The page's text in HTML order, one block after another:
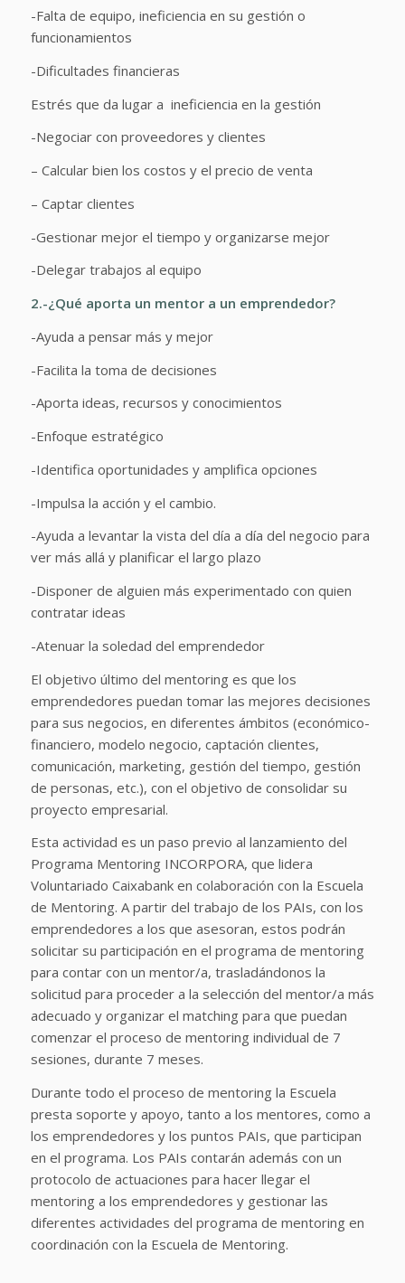
-Falta de equipo, ineficiencia en su gestión o
funcionamientos
-Dificultades financieras
Estrés que da lugar a ineficiencia en la gestión
-Negociar con proveedores y clientes
– Calcular bien los costos y el precio de venta
– Captar clientes
-Gestionar mejor el tiempo y organizarse mejor
-Delegar trabajos al equipo
2.-¿Qué aporta un mentor a un emprendedor?
-Ayuda a pensar más y mejor
-Facilita la toma de decisiones
-Aporta ideas, recursos y conocimientos
-Enfoque estratégico
-Identifica oportunidades y amplifica opciones
-Impulsa la acción y el cambio.
-Ayuda a levantar la vista del día a día del negocio para
ver más allá y planificar el largo plazo
-Disponer de alguien más experimentado con quien
contratar ideas
-Atenuar la soledad del emprendedor
El objetivo último del mentoring es que los
emprendedores puedan tomar las mejores decisiones
para sus negocios, en diferentes ámbitos (económico-
financiero, modelo negocio, captación clientes,
comunicación, marketing, gestión del tiempo, gestión
de personas, etc.), con el objetivo de consolidar su
proyecto empresarial.
Esta actividad es un paso previo al lanzamiento del
Programa Mentoring INCORPORA, que lidera
Voluntariado Caixabank en colaboración con la Escuela
de Mentoring. A partir del trabajo de los PAIs, con los
emprendedores a los que asesoran, estos podrán
solicitar su participación en el programa de mentoring
para contar con un mentor/a, trasladándonos la
solicitud para proceder a la selección del mentor/a más
adecuado y organizar el matching para que puedan
comenzar el proceso de mentoring individual de 7
sesiones, durante 7 meses.
Durante todo el proceso de mentoring la Escuela
presta soporte y apoyo, tanto a los mentores, como a
los emprendedores y los puntos PAIs, que participan
en el programa. Los PAIs contarán además con un
protocolo de actuaciones para hacer llegar el
mentoring a los emprendedores y gestionar las
diferentes actividades del programa de mentoring en
coordinación con la Escuela de Mentoring.